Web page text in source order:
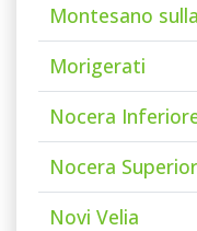
Montesano
Morigerati
Nocera
Nocera
Novi Velia